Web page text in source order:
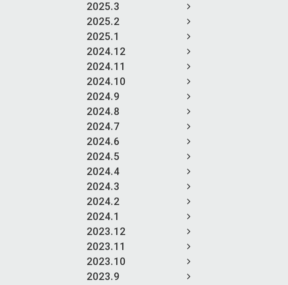
2025.3
2025.2
2025.1
2024.12
2024.11
2024.10
2024.9
2024.8
2024.7
2024.6
2024.5
2024.4
2024.3
2024.2
2024.1
2023.12
2023.11
2023.10
2023.9